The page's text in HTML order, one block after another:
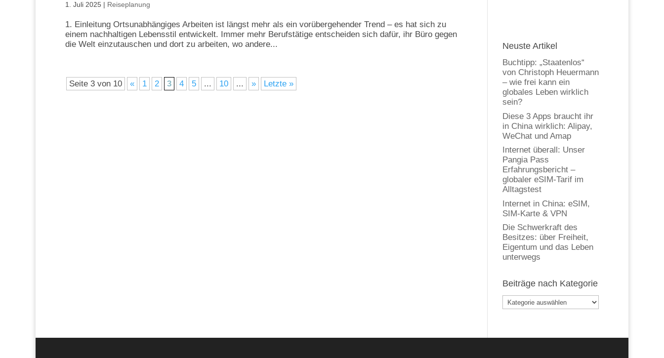
1. Juli 2025 | Reiseplanung
1. Einleitung Ortsunabhängiges Arbeiten ist längst mehr als ein vorübergehender Trend – es hat sich zu
einem nachhaltigen Lebensstil entwickelt. Immer mehr Berufstätige entscheiden sich dafür, ihr Büro gegen
die Welt einzutauschen und dort zu arbeiten, wo andere...
Seite 3 von 10 « 1 2 3 4 5 ... 10 ... » Letzte »
Neuste Artikel
Buchtipp: „Staatenlos“
von Christoph Heuermann
– wie frei kann ein
globales Leben wirklich
sein?
Diese 3 Apps braucht ihr
in China wirklich: Alipay,
WeChat und Amap
Internet überall: Unser
Pangia Pass
Erfahrungsbericht –
globaler eSIM-Tarif im
Alltagstest
Internet in China: eSIM,
SIM-Karte & VPN
Die Schwerkraft des
Besitzes: über Freiheit,
Eigentum und das Leben
unterwegs
Beiträge nach Kategorie
Beiträge
nach